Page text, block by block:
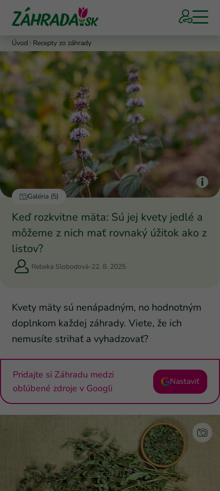
Úvod Recepty zo záhrady
Galéria (5)
Keď rozkvitne mäta: Sú jej kvety jedlé a
môžeme z nich mať rovnaký úžitok ako z
listov?
Rebeka Slobodová-22. 8. 2025
Kvety mäty sú nenápadným, no hodnotným
doplnkom každej záhrady. Viete, že ich
nemusíte strihať a vyhadzovať?
Pridajte si Záhradu medzi
obľúbené zdroje v Googli
Nastaviť